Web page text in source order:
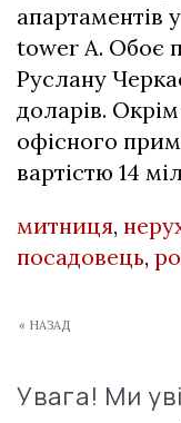
апартаментів
tower А. Обоє
Руслану
доларів.
офісного
вартістю 14
митниця,
посадовець,
« НАЗАД
Увага! Ми